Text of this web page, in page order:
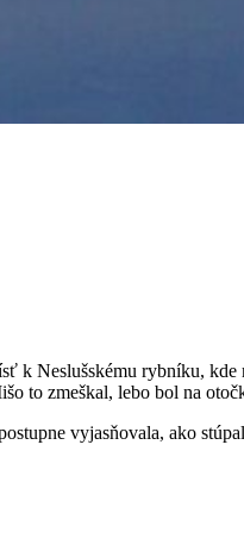
k Neslušskému rybníku,
to zmeškal, lebo bol na
vyjasňovala, ako